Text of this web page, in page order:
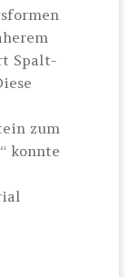
Spalt-
zum
konnte